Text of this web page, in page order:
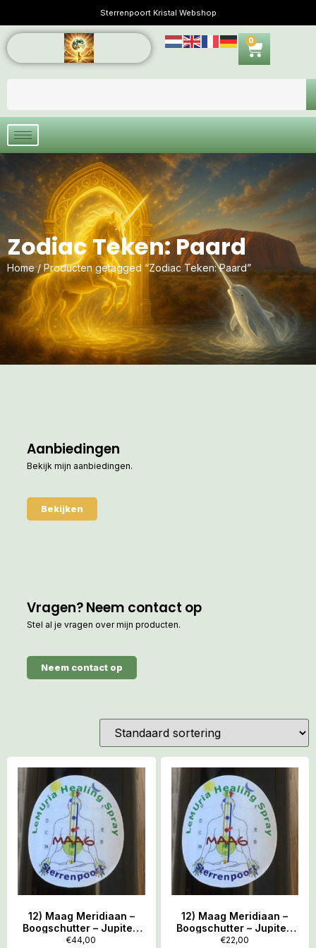
Sterrenpoort Kristal Webshop
0
Zodiac Teken: Paard
Home/ Producten getagged “Zodiac Teken: Paard”
Aanbiedingen
Bekijk mijn aanbiedingen.
Bekijken
Vragen? Neem contact op
Stel al je vragen over mijn producten.
Neem contact op
12) Maag Meridiaan –
Boogschutter – Jupiter:
LeMUria Healing Spray
€44,00
12) Maag Meridiaan –
Boogschutter – Jupiter:
LeMUria Healing Spray
€22,00